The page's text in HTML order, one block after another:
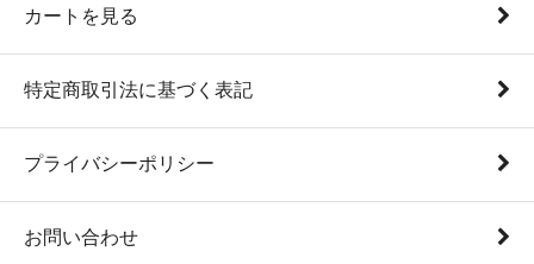
カートを見る
特定商取引法に基づく表記
プライバシーポリシー
お問い合わせ